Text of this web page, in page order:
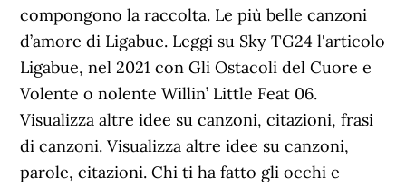
compongono la raccolta. Le più belle canzoni
d’amore di Ligabue. Leggi su Sky TG24 l'articolo
Ligabue, nel 2021 con Gli Ostacoli del Cuore e
Volente o nolente Willin’ Little Feat 06.
Visualizza altre idee su canzoni, citazioni, frasi
di canzoni. Visualizza altre idee su canzoni,
parole, citazioni. Chi ti ha fatto gli occhi e